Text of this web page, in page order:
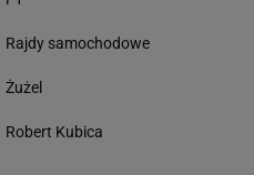
Rajdy samochodowe
Żużel
Robert Kubica